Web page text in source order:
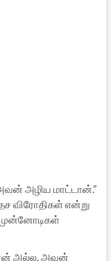
அழிய மாட்டான்.”
விரோதிகள் என்று
அல்ல. அவன்